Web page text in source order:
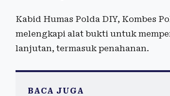
Kabid Humas Polda DIY, Kombes
melengkapi alat bukti untuk
lanjutan, termasuk penahanan.
BACA JUGA